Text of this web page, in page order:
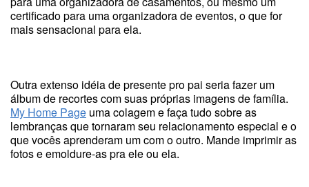
certificado para uma organizadora de eventos, o que for
mais sensacional para ela.
Outra extenso idéia de presente pro pai seria fazer um
álbum de recortes com suas próprias imagens de família.
My Home Page uma colagem e faça tudo sobre as
lembranças que tornaram seu relacionamento especial e o
que vocês aprenderam um com o outro. Mande imprimir as
fotos e emoldure-as pra ele ou ela.